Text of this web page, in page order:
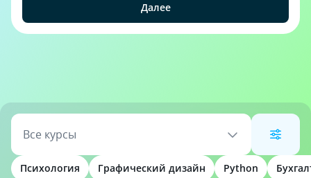
Далее
Все курсы
Психология Графический дизайн Python